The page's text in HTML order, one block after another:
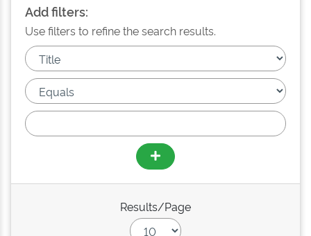
Add filters:
Use filters to refine the search results.
Results/Page